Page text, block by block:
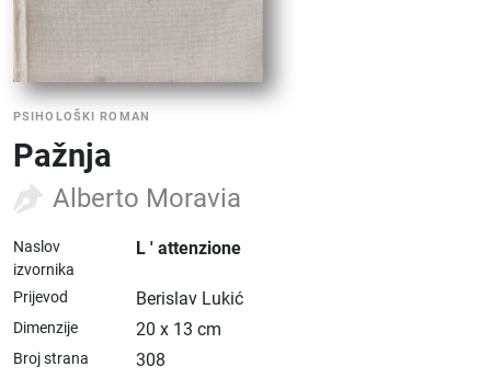
PSIHOLOŠKI ROMAN
Pažnja
Alberto Moravia
Naslov
izvornika
L ' attenzione
Prijevod Berislav Lukić
Dimenzije 20 x 13 cm
Broj strana 308